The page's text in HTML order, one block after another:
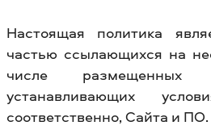
Настоящая политика
частью ссылающихся на
числе
устанавливающих
соответственно, Сайта и ПО.